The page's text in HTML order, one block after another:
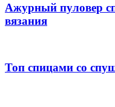
Ажурный пуловер
вязания
Топ спицами со